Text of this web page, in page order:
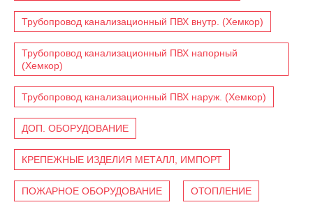
Трубопровод канализационный ПВХ внутр. (Хемкор)
Трубопровод канализационный ПВХ напорный
(Хемкор)
Трубопровод канализационный ПВХ наруж. (Хемкор)
ДОП. ОБОРУДОВАНИЕ
КРЕПЕЖНЫЕ ИЗДЕЛИЯ МЕТАЛЛ, ИМПОРТ
ПОЖАРНОЕ ОБОРУДОВАНИЕ ОТОПЛЕНИЕ